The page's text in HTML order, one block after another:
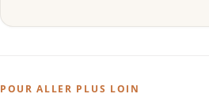
POUR ALLER PLUS LOIN